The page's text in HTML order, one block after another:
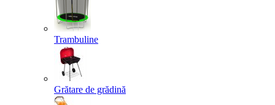
Trambuline
Grătare de grădină